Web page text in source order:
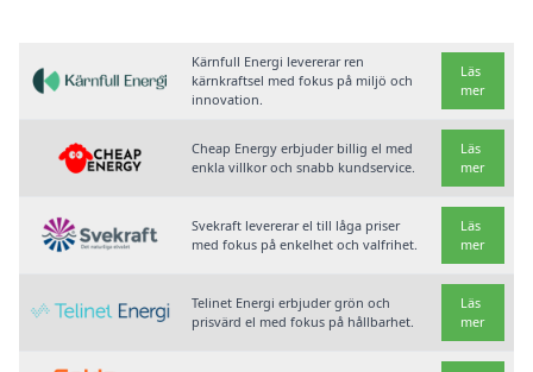
Kärnfull Energi levererar ren
kärnkraftsel med fokus på miljö och
innovation.
Läs
mer
Cheap Energy erbjuder billig el med
enkla villkor och snabb kundservice.
Läs
mer
Svekraft levererar el till låga priser
med fokus på enkelhet och valfrihet.
Läs
mer
Telinet Energi erbjuder grön och
prisvärd el med fokus på hållbarhet.
Läs
mer